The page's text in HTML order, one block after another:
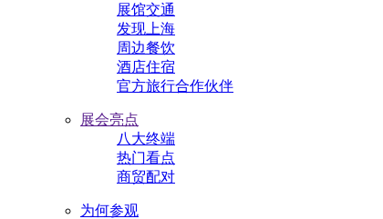
展馆交通
发现上海
周边餐饮
酒店住宿
官方旅行合作伙伴
展会亮点
八大终端
热门看点
商贸配对
为何参观